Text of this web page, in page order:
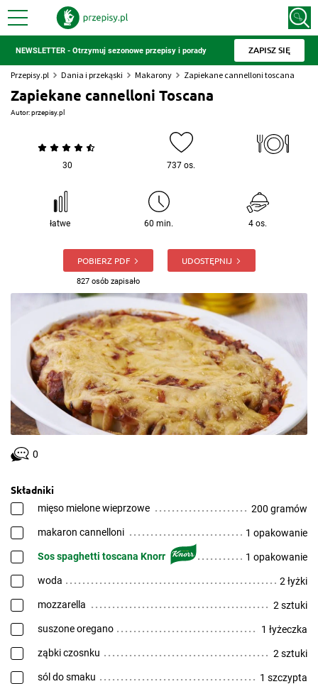
NEWSLETTER - Otrzymuj sezonowe przepisy i porady ZAPISZ SIĘ
Przepisy.pl Dania i przekąski Makarony Zapiekane cannelloni toscana
Zapiekane cannelloni Toscana
Autor:przepisy.pl
30 737 os.
łatwe 60 min. 4 os.
POBIERZ PDF
827 osób zapisało
UDOSTĘPNIJ
0
Składniki
mięso mielone wieprzowe 200 gramów
makaron cannelloni 1 opakowanie
Sos spaghetti toscana Knorr 1 opakowanie
woda 2 łyżki
mozzarella 2 sztuki
suszone oregano 1 łyżeczka
ząbki czosnku 2 sztuki
sól do smaku 1 szczypta